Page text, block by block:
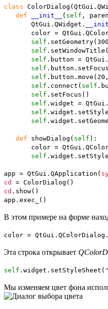
class ColorDialog ( QtGui.
def
__init__ ( self ,
QtGui. QWidget .
color = QtGui.
self . setGeometry( 300
self . setWindowTitle (
self . button = QtGui.
self . button .
self . button . move ( 20
self . connect ( self .
self . setFocus ( )
self . widget = QtGui.
self . widget .
self . widget .
def showDialog ( self ) :
color = QtGui.
self . widget .
app = QtGui. QApplication (
cd
= ColorDialog ( )
cd . show( )
app. exec_ ( )
В этом примере на форме
color = QtGui. QColorDialog .
Эта строка открывает
self . widget . setStyleSheet (
Мы изменяем цвет фона